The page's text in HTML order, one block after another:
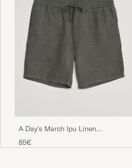
A Day's March Ipu Linen
Drawstring Shorts Olive
85€